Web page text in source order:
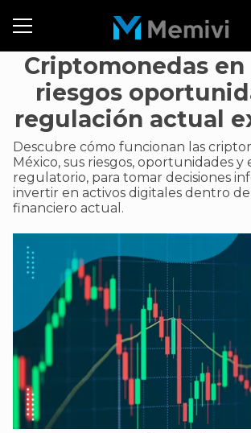
Criptomonedas en
riesgos
regulación actual
Descubre cómo funcionan las
México, sus riesgos, oportunidades
regulatorio, para tomar decisiones
invertir en activos digitales dentro
financiero actual.